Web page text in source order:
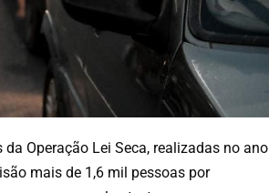
Operação Lei Seca, realizadas no ano
mais de 1,6 mil pessoas por